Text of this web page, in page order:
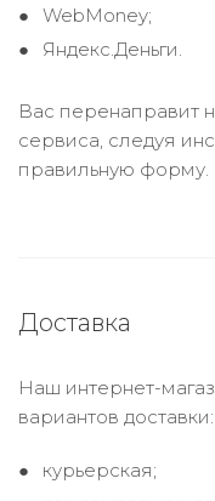
WebMoney;
Яндекс.Деньги.
Вас перенаправит
сервиса, следуя
правильную форму.
Доставка
Наш интернет-
вариантов доставки:
курьерская;